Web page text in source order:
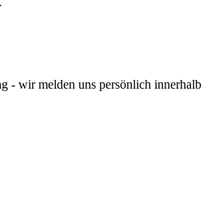
- wir melden uns persönlich innerhalb